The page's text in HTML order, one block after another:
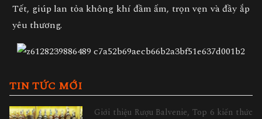
Tết, giúp lan tỏa không khí đầm ấm, trọn vẹn và đầy ắp
yêu thương.
TIN TỨC MỚI
Giới thiệu Rượu Balvenie, Top 6 kiến thức